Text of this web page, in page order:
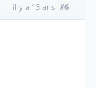
il y a 13 ans #6